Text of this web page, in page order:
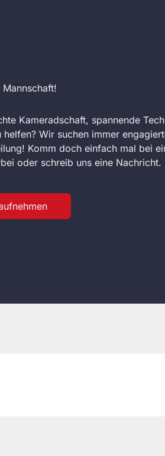
Kameradschaft, spannende
helfen? Wir suchen immer
Komm doch einfach mal bei
oder schreib uns eine Nachricht.